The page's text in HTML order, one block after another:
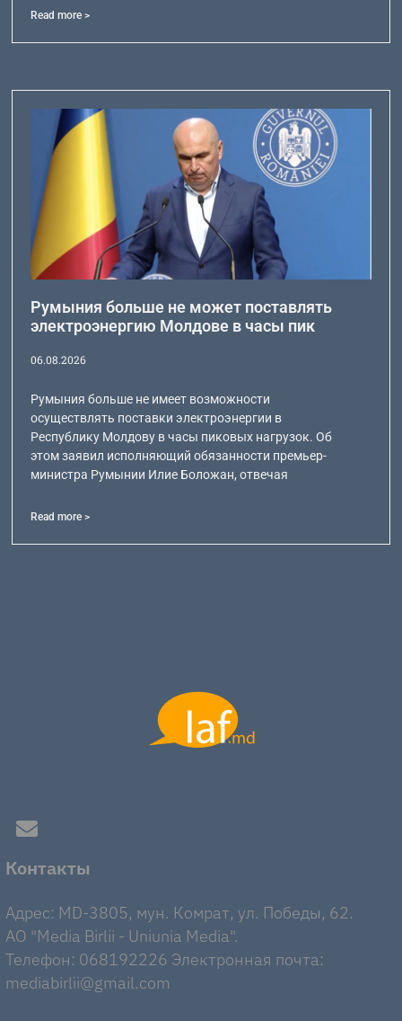
Read more >
Румыния больше не может поставлять
электроэнергию Молдове в часы пик
06.08.2026
Румыния больше не имеет возможности
осуществлять поставки электроэнергии в
Республику Молдову в часы пиковых нагрузок. Об
этом заявил исполняющий обязанности премьер-
министра Румынии Илие Боложан, отвечая
Read more >
Контакты
Адрес: MD-3805, мун. Комрат, ул. Победы, 62.
AO "Media Birlii - Uniunia Media".
Телефон: 068192226 Электронная почта:
mediabirlii@gmail.com